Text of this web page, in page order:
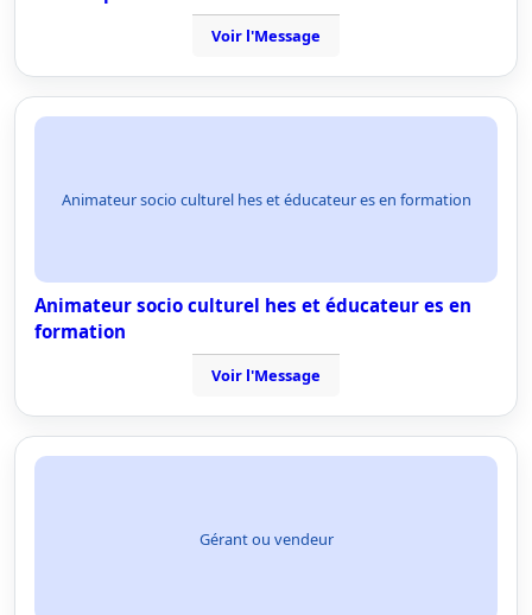
Voir l'Message
Animateur socio culturel hes et éducateur es en formation
Animateur socio culturel hes et éducateur es en
formation
Voir l'Message
Gérant ou vendeur